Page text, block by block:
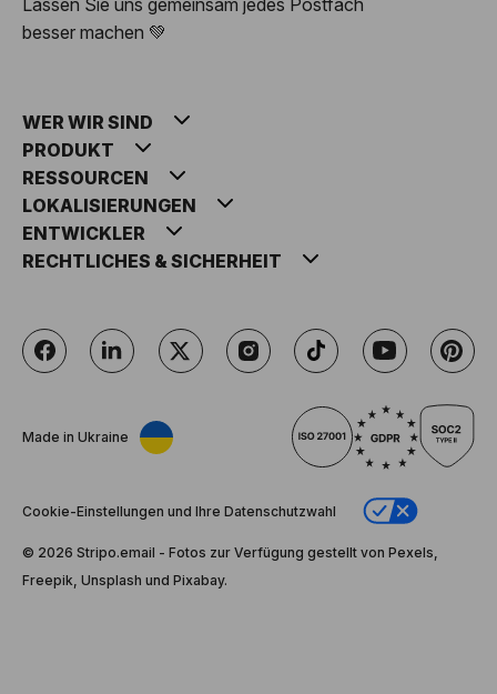
besser machen 💚
WER WIR SIND
PRODUKT
RESSOURCEN
LOKALISIERUNGEN
ENTWICKLER
RECHTLICHES & SICHERHEIT
Made in Ukraine
Cookie-Einstellungen und Ihre Datenschutzwahl
© 2026 Stripо.email - Fotos zur Verfügung gestellt von Pexels,
Freepik, Unsplash und Pixabay.